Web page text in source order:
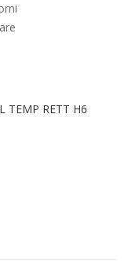
TEMP RETT H6